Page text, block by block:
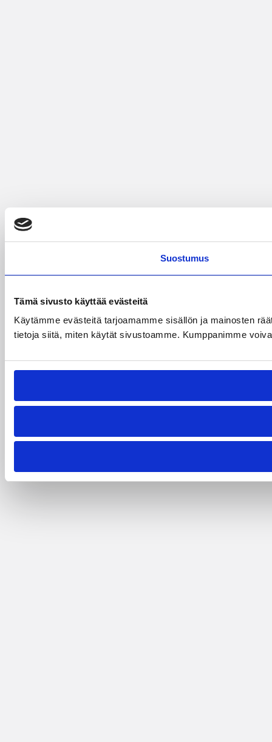
Suostumus
Tämä sivusto käyttää evästeitä
Käytämme evästeitä tarjoamamme sisällön ja mainosten
tietoja siitä, miten käytät sivustoamme. Kumppanimme